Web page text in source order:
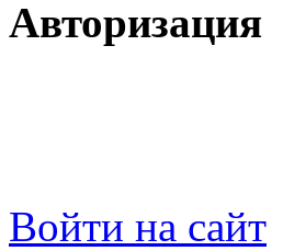
Авторизация
Войти на сайт